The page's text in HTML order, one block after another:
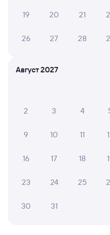
в плацкартном вагоне
вагоне приблизительно 2
А ещё здесь можно
Отели
Другие авиарейсы из
Баскунчак
Вокзал Рязань-2
19 20 21
26 27 28
Август 2027
2 3 4
9 10 11
16 17 18
23 24 25
30 31